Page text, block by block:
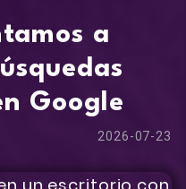
a
Google
2026-07-23